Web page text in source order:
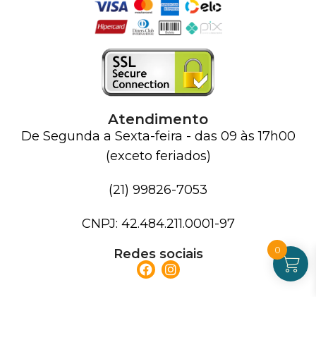
Atendimento
De Segunda a Sexta-feira - das 09 às 17h00
(exceto feriados)
(21) 99826-7053
CNPJ: 42.484.211.0001-97
Redes sociais
0